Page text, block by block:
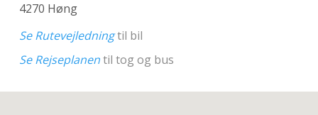
4270 Høng
Se Rutevejledningtil bil
Se Rejseplanentil tog og bus